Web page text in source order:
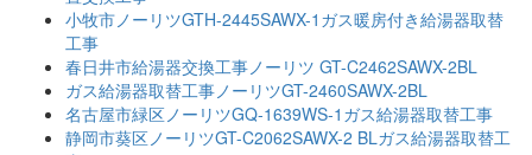
小牧市ノーリツGTH-2445SAWX-1ガス暖房付き給湯器取替
工事
春日井市給湯器交換工事ノーリツ GT-C2462SAWX-2BL
ガス給湯器取替工事ノーリツGT-2460SAWX-2BL
名古屋市緑区ノーリツGQ-1639WS-1ガス給湯器取替工事
静岡市葵区ノーリツGT-C2062SAWX-2 BLガス給湯器取替工